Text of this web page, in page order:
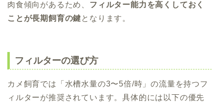
肉食傾向があるため、 フィルター能力を高くしておく
ことが長期飼育の鍵となります。
フィルターの選び方
カメ飼育では「水槽水量の3〜5倍/時」の流量を持つフ
ィルターが推奨されています。具体的には以下の優先